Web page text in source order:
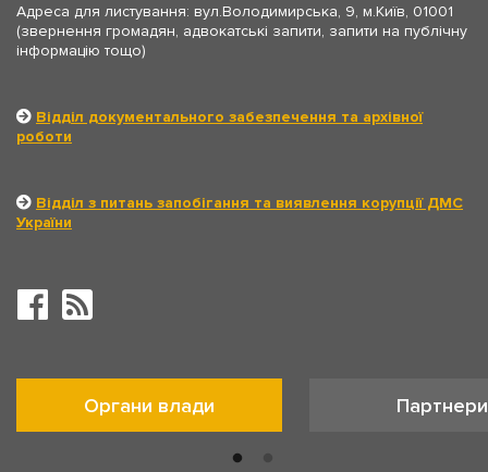
Адреса для листування: вул.Володимирська, 9, м.Київ, 01001
(звернення громадян, адвокатські запити, запити на публічну
інформацію тощо)
Відділ документального забезпечення та архівної
роботи
Відділ з питань запобігання та виявлення корупції ДМС
України
Органи влади Партнери